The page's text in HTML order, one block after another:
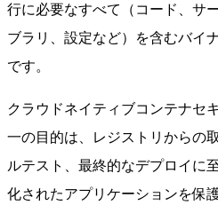
行に必要なすべて（コード、サ
ブラリ、設定など）を含むバイ
です。
クラウドネイティブコンテナセ
一の目的は、レジストリからの
ルテスト、最終的なデプロイに
化されたアプリケーションを保